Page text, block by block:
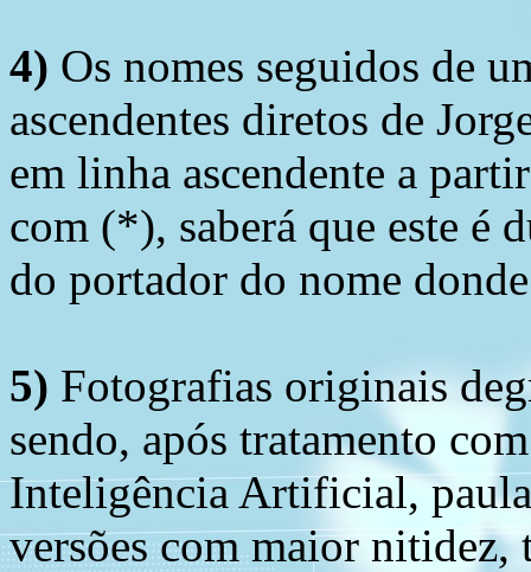
4) Os nomes seguidos de
ascendentes diretos de
em linha ascendente a
com (*), saberá que este é
do portador do nome
5) Fotografias originais
sendo, após tratamento
Inteligência Artificial,
versões com maior nitidez,